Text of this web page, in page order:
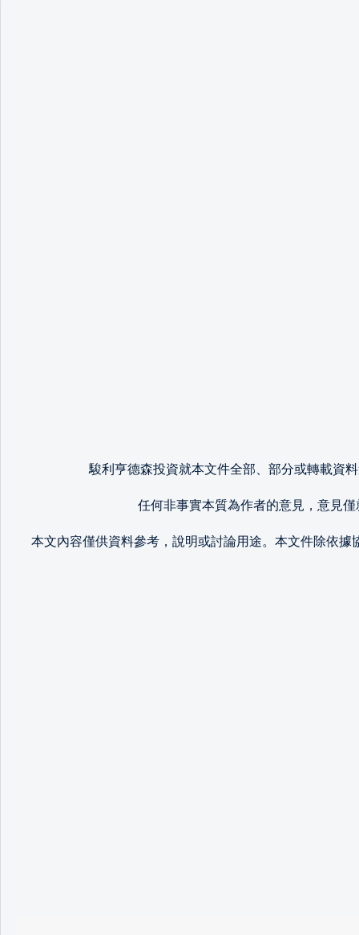
駿利亨德森投資就本文件全部、部分或轉載資
任何非事實本質為作者的意見，意見
本文內容僅供資料參考，說明或討論用途。本文件除依